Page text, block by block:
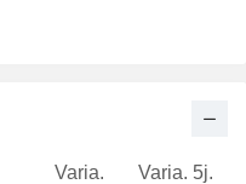
Varia. Varia. 5j.